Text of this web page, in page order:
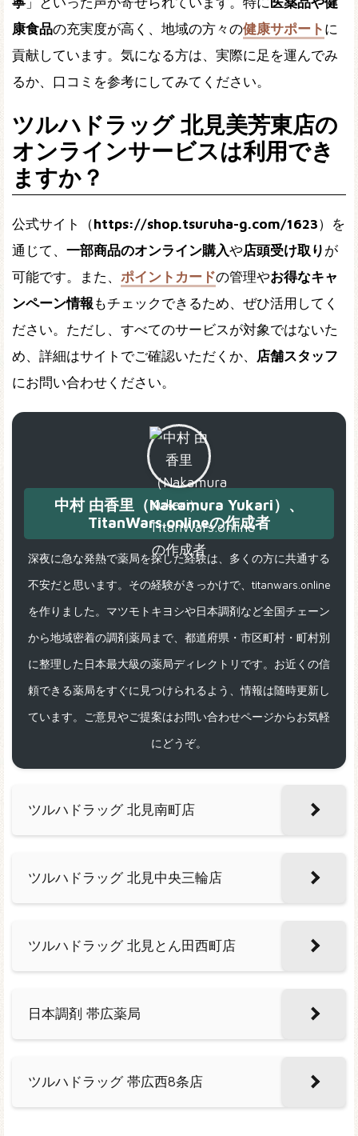
康食品の充実度が高く、地域の方々の健康サポート に
貢献しています。気になる方は、実際に足を運んでみ
るか、口コミを参考にしてみてください。
ツルハドラッグ 北見美芳東店の
オンラインサービスは利用でき
ますか？
公式サイト（https://shop.tsuruha-g.com/1623）を
通じて、 一部商品のオンライン購入や店頭受け取り が
可能です。また、 ポイントカードの管理やお得なキャ
ンペーン情報 もチェックできるため、ぜひ活用してく
ださい。ただし、すべてのサービスが対象ではないた
め、詳細はサイトでご確認いただくか、 店舗スタッフ
にお問い合わせください。
中村 由香里（Nakamura Yukari）、
TitanWars.onlineの作成者
深夜に急な発熱で薬局を探した経験は、多くの方に共通する
不安だと思います。その経験がきっかけで、titanwars.online
を作りました。マツモトキヨシや日本調剤など全国チェーン
から地域密着の調剤薬局まで、都道府県・市区町村・町村別
に整理した日本最大級の薬局ディレクトリです。お近くの信
頼できる薬局をすぐに見つけられるよう、情報は随時更新し
ています。ご意見やご提案はお問い合わせページからお気軽
にどうぞ。
ツルハドラッグ 北見南町店
ツルハドラッグ 北見中央三輪店
ツルハドラッグ 北見とん田西町店
日本調剤 帯広薬局
ツルハドラッグ 帯広西8条店